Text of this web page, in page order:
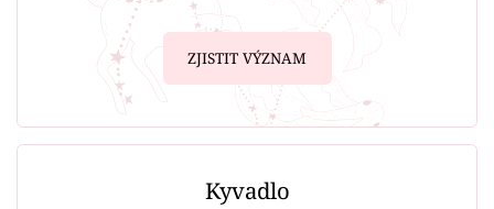
ZJISTIT VÝZNAM
Kyvadlo